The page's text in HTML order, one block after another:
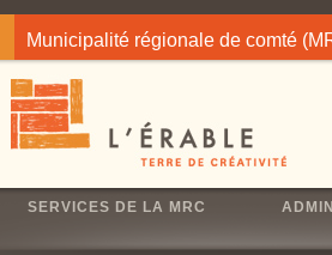
Municipalité régionale de comté
SERVICES DE LA MRC